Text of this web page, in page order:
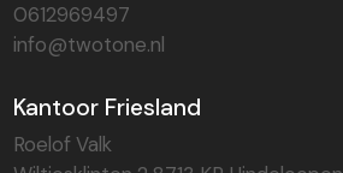
0612969497
info@twotone.nl
Kantoor Friesland
Roelof Valk